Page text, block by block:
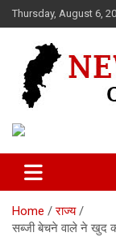
Skip
to
Thursday, August 6,
News 36
Home
राज्य
सब्जी बेचने वाले ने खुद